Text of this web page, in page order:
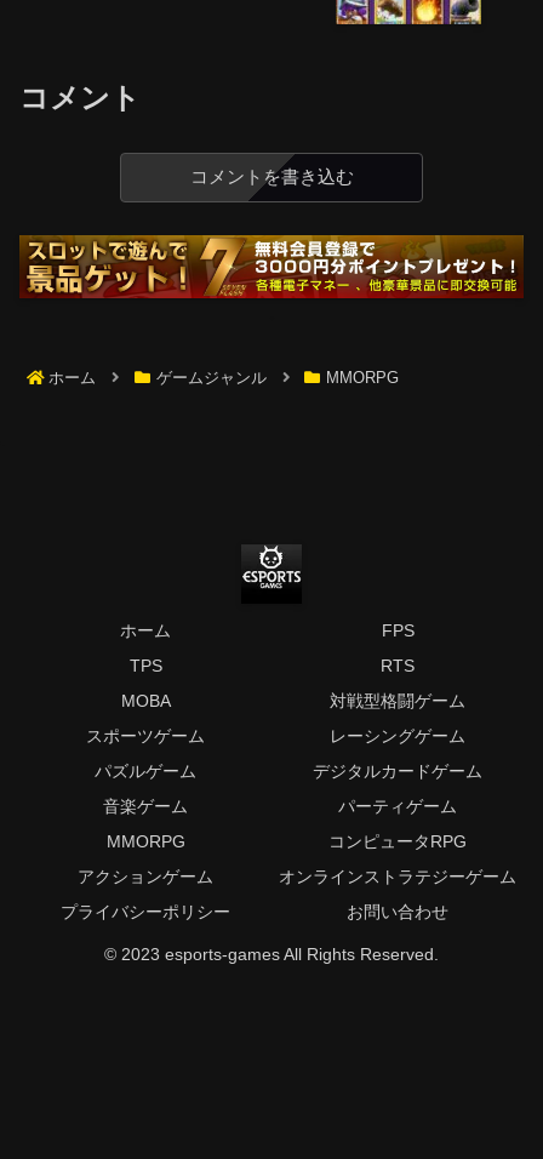
コメント
コメントを書き込む
ホーム ゲームジャンル MMORPG
ホーム
FPS
TPS
RTS
MOBA
対戦型格闘ゲーム
スポーツゲーム
レーシングゲーム
パズルゲーム
デジタルカードゲーム
音楽ゲーム
パーティゲーム
MMORPG
コンピュータRPG
アクションゲーム
オンラインストラテジーゲーム
プライバシーポリシー
お問い合わせ
© 2023 esports-games All Rights Reserved.